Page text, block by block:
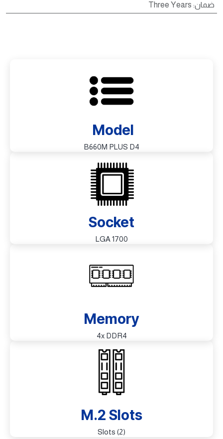
ضمان:
Three Years
Model
B660M PLUS D4
Socket
LGA 1700
Memory
4x DDR4
M.2 Slots
(2) Slots